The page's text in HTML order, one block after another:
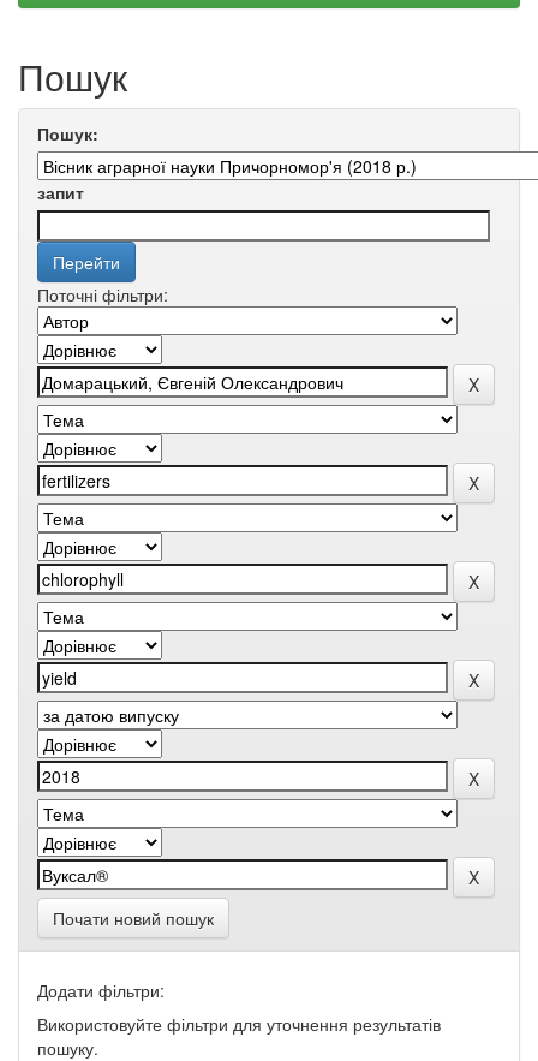
Пошук
Пошук:
запит
Поточні фільтри:
Почати новий пошук
Додати фільтри:
Використовуйте фільтри для уточнення результатів
пошуку.